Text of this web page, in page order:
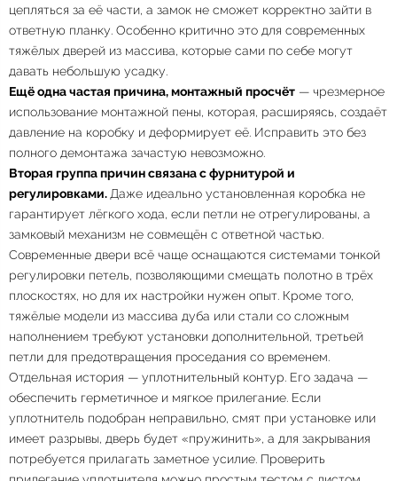
цепляться за её части, а замок не сможет корректно зайти в
ответную планку. Особенно критично это для современных
тяжёлых дверей из массива, которые сами по себе могут
давать небольшую усадку.
Ещё одна частая причина, монтажный просчёт — чрезмерное
использование монтажной пены, которая, расширяясь, создаёт
давление на коробку и деформирует её. Исправить это без
полного демонтажа зачастую невозможно.
Вторая группа причин связана с фурнитурой и
регулировками. Даже идеально установленная коробка не
гарантирует лёгкого хода, если петли не отрегулированы, а
замковый механизм не совмещён с ответной частью.
Современные двери всё чаще оснащаются системами тонкой
регулировки петель, позволяющими смещать полотно в трёх
плоскостях, но для их настройки нужен опыт. Кроме того,
тяжёлые модели из массива дуба или стали со сложным
наполнением требуют установки дополнительной, третьей
петли для предотвращения проседания со временем.
Отдельная история — уплотнительный контур. Его задача —
обеспечить герметичное и мягкое прилегание. Если
уплотнитель подобран неправильно, смят при установке или
имеет разрывы, дверь будет «пружинить», а для закрывания
потребуется прилагать заметное усилие. Проверить